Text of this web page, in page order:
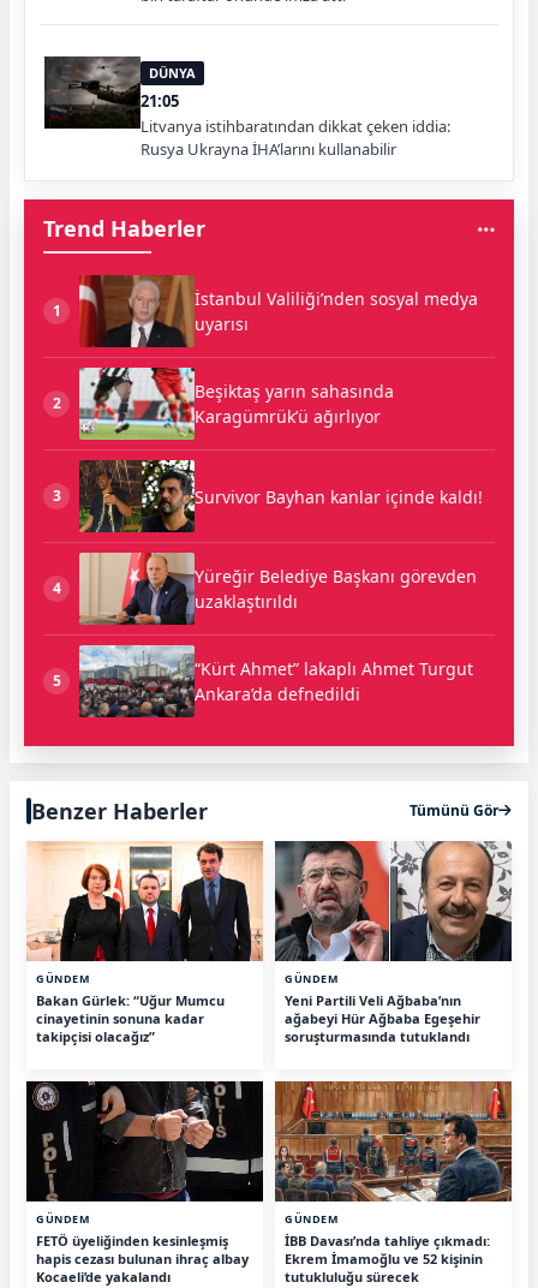
DÜNYA
21:05
Litvanya istihbaratından dikkat çeken iddia:
Rusya Ukrayna İHA’larını kullanabilir
Trend Haberler
1
İstanbul Valiliği’nden sosyal medya
uyarısı
2
Beşiktaş yarın sahasında
Karagümrük’ü ağırlıyor
3 Survivor Bayhan kanlar içinde kaldı!
4
Yüreğir Belediye Başkanı görevden
uzaklaştırıldı
5
“Kürt Ahmet” lakaplı Ahmet Turgut
Ankara’da defnedildi
Benzer Haberler Tümünü Gör
GÜNDEM
Bakan Gürlek: “Uğur Mumcu
cinayetinin sonuna kadar
takipçisi olacağız”
GÜNDEM
Yeni Partili Veli Ağbaba’nın
ağabeyi Hür Ağbaba Egeşehir
soruşturmasında tutuklandı
GÜNDEM
FETÖ üyeliğinden kesinleşmiş
hapis cezası bulunan ihraç albay
Kocaeli’de yakalandı
GÜNDEM
İBB Davası’nda tahliye çıkmadı:
Ekrem İmamoğlu ve 52 kişinin
tutukluluğu sürecek